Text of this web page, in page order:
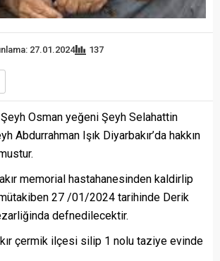
27.01.2024 137
Osman yeğeni Şeyh Selahattin
Abdurrahman Işık Diyarbakır’da hakkın
memorial hastahanesinden kaldirlip
27 /01/2024 tarihinde Derik
defnedilecektir.
çermik ilçesi silip 1 nolu taziye evinde